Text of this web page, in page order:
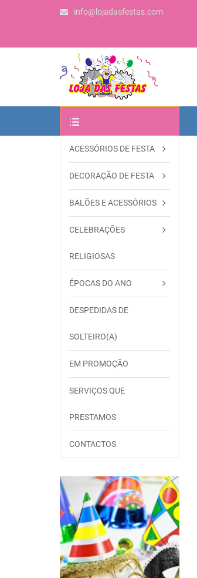
info@lojadasfestas.com
OUTRAS CATEGORIAS
ACESSÓRIOS DE FESTA
DECORAÇÃO DE FESTA
BALÕES E ACESSÓRIOS
CELEBRAÇÕES
RELIGIOSAS
ÉPOCAS DO ANO
DESPEDIDAS DE
SOLTEIRO(A)
EM PROMOÇÃO
SERVIÇOS QUE
PRESTAMOS
CONTACTOS